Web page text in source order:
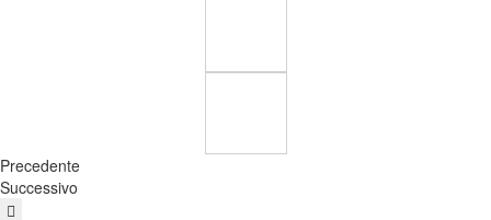
Precedente
Successivo